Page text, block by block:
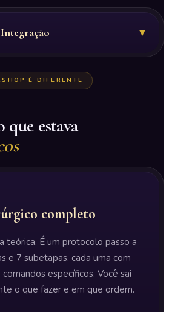
▾
É DIFERENTE
estava
completo
teórica. É um protocolo passo a
e 7 subetapas, cada uma com
específicos. Você sai
o que fazer e em que ordem.